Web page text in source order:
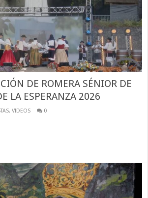
DE ROMERA SÉNIOR DE
LA ESPERANZA 2026
,VIDEOS 0